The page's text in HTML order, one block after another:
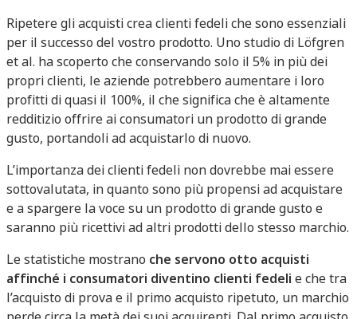
Ripetere gli acquisti crea clienti fedeli che sono essenziali
per il successo del vostro prodotto. Uno studio di Löfgren
et al. ha scoperto che conservando solo il 5% in più dei
propri clienti, le aziende potrebbero aumentare i loro
profitti di quasi il 100%, il che significa che è altamente
redditizio offrire ai consumatori un prodotto di grande
gusto, portandoli ad acquistarlo di nuovo.
L’importanza dei clienti fedeli non dovrebbe mai essere
sottovalutata, in quanto sono più propensi ad acquistare
e a spargere la voce su un prodotto di grande gusto e
saranno più ricettivi ad altri prodotti dello stesso marchio.
Le statistiche mostrano che servono otto acquisti
affinché i consumatori diventino clienti fedeli e che tra
l’acquisto di prova e il primo acquisto ripetuto, un marchio